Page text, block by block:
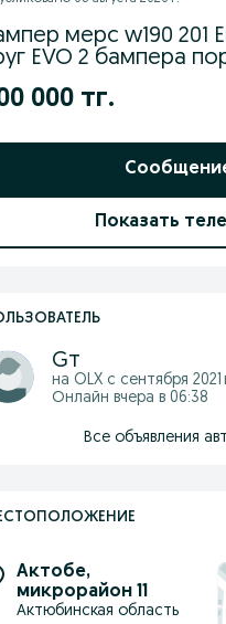
мерс w190 201
EVO 2 бампера
000 тг.
Показать
Gт
на OLX с сентября 2021
Онлайн вчера в 06:38
Все объявления
Актобе,
микрорайон 11
Актюбинская область